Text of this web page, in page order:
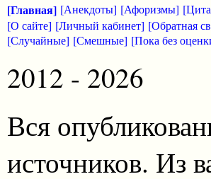
[Главная] [Анекдоты] [Афоризмы]
[О сайте] [Личный кабинет] [Обратная
[Случайные] [Смешные] [Пока без
2012 - 2026
Вся
источников. Из